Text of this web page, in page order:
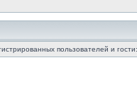
пользователей и